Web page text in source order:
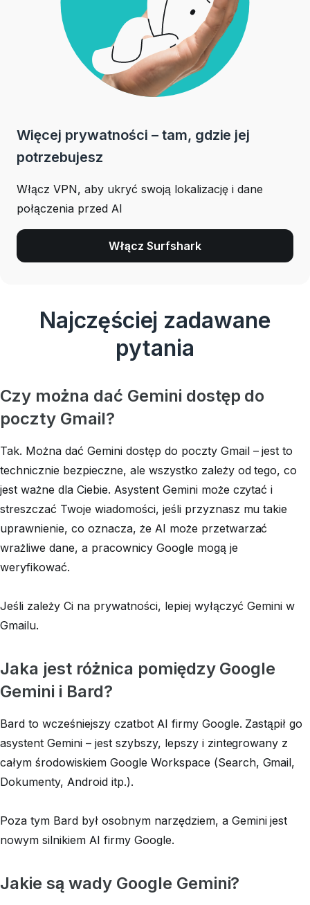
Więcej prywatności – tam, gdzie jej
potrzebujesz
Włącz VPN, aby ukryć swoją lokalizację i dane
połączenia przed AI
Włącz Surfshark
Najczęściej zadawane
pytania
Czy można dać Gemini dostęp do
poczty Gmail?
Tak. Można dać Gemini dostęp do poczty Gmail – jest to
technicznie bezpieczne, ale wszystko zależy od tego, co
jest ważne dla Ciebie. Asystent Gemini może czytać i
streszczać Twoje wiadomości, jeśli przyznasz mu takie
uprawnienie, co oznacza, że AI może przetwarzać
wrażliwe dane, a pracownicy Google mogą je
weryfikować.
Jeśli zależy Ci na prywatności, lepiej wyłączyć Gemini w
Gmailu.
Jaka jest różnica pomiędzy Google
Gemini i Bard?
Bard to wcześniejszy czatbot AI firmy Google. Zastąpił go
asystent Gemini – jest szybszy, lepszy i zintegrowany z
całym środowiskiem Google Workspace (Search, Gmail,
Dokumenty, Android itp.).
Poza tym Bard był osobnym narzędziem, a Gemini jest
nowym silnikiem AI firmy Google.
Jakie są wady Google Gemini?